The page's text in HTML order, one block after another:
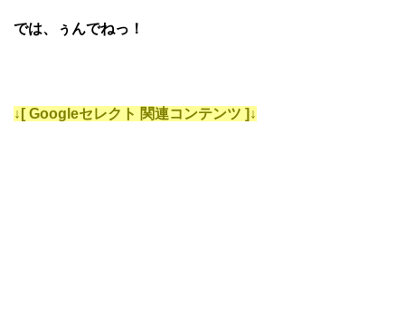
では、ぅんでねっ！
↓[ Googleセレクト 関連コンテンツ ]↓